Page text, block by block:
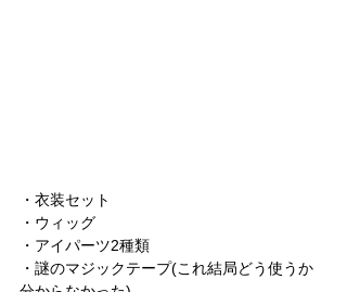
・衣装セット
・ウィッグ
・アイパーツ2種類
・謎のマジックテープ(これ結局どう使うか